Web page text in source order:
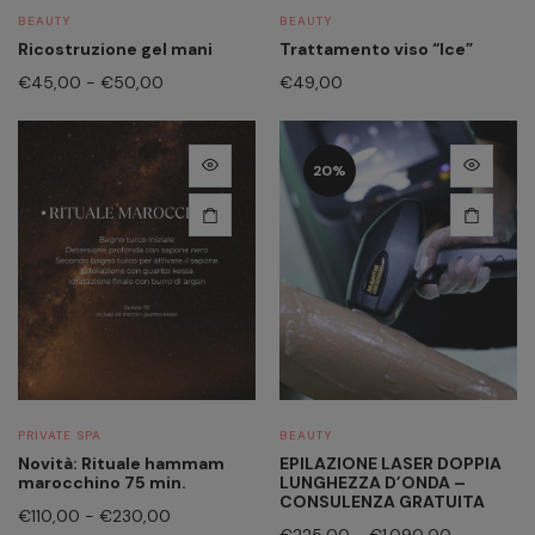
pagina
prodotto
BEAUTY
Ricostruzione gel mani
€45,00 - €50,00
prezzo:
a
€50,00
BEAUTY
Trattamento viso “Ice”
€49,00
Questo
prodotto
ha
più
varianti.
pagina
PRIVATE SPA
Novità: Rituale hammam
marocchino 75 min.
€110,00 - €230,00
20%
Questo
prodotto
ha
più
varianti.
Le
possono
essere
pagina
del
prodotto
BEAUTY
EPILAZIONE LASER DOPPIA
LUNGHEZZA D’ONDA –
CONSULENZA GRATUITA